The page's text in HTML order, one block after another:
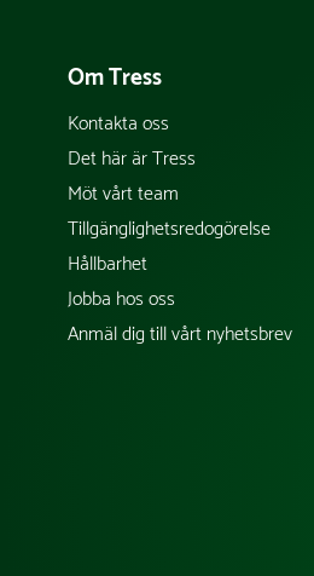
Om Tress
Kontakta oss
Det här är Tress
Möt vårt team
Tillgänglighetsredogörelse
Hållbarhet
Jobba hos oss
Anmäl dig till vårt nyhetsbrev